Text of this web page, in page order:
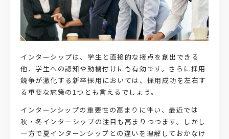
インターシップは、学生と直接的な接点を創出できる
他、学生への認知や動機付けにも有効です。さらに採用
競争が激化する新卒採用においては、採用成功を左右す
る重要な施策の1つとも言えるでしょう。
インターンシップの重要性の高まりに伴い、最近では
秋・冬インターシップの注目も高まりつつます。しかし
一方で夏インターンシップとの違いを理解しておかなけ